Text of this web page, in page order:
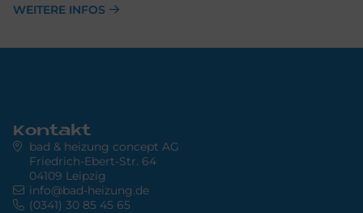
WEITERE INFOS
Kontakt
bad & heizung concept AG
Friedrich-Ebert-Str. 64
04109 Leipzig
info@bad-heizung.de
(0341) 30 85 45 65